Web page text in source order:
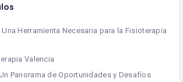
Una Herramienta Necesaria para la Fisioterapia
Valencia
Panorama de Oportunidades y Desafíos